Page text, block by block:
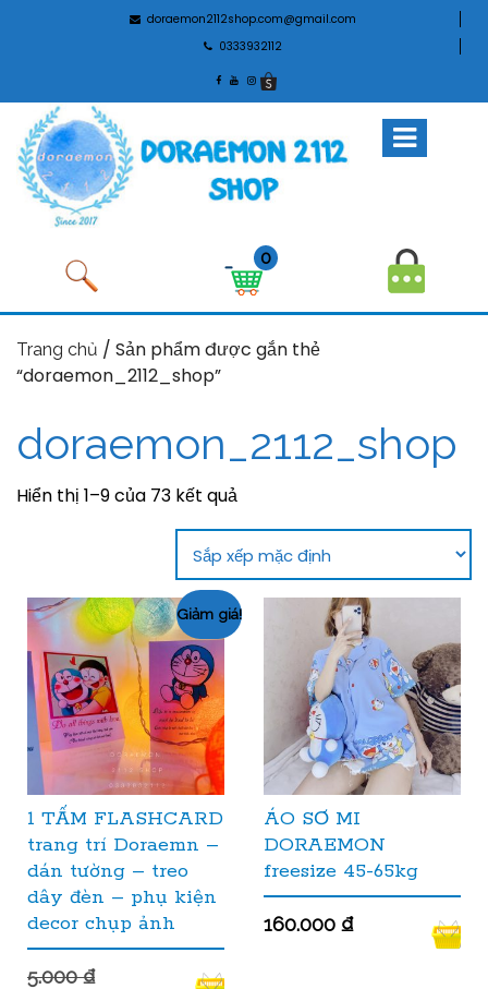
doraemon2112shop.com@gmail.com
0333932112
0
Trang chủ / Sản phẩm được gắn thẻ
“doraemon_2112_shop”
doraemon_2112_shop
Hiển thị 1–9 của 73 kết quả
Giảm giá!
1 TẤM FLASHCARD
trang trí Doraemn –
dán tường – treo
dây đèn – phụ kiện
decor chụp ảnh
5.000₫
ÁO SƠ MI
DORAEMON
freesize 45-65kg
160.000₫